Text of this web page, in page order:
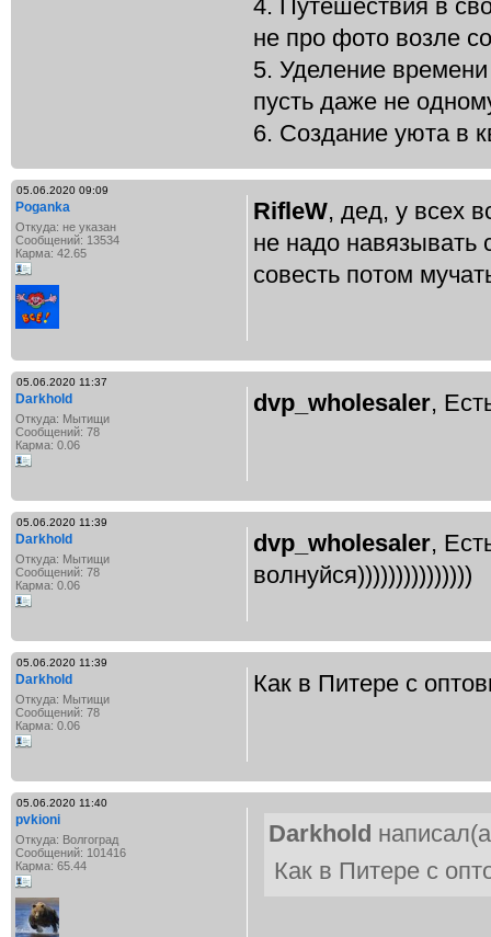
4. Путешествия в
не про фото возле
5. Уделение
пусть даже не
6. Создание уюта в
05.06.2020 09:09
Poganka
Откуда: не указан
Сообщений: 13534
Карма: 42.65
RifleW, дед, у всех
не надо навязывать
совесть потом
05.06.2020 11:37
Darkhold
Откуда: Мытищи
Сообщений: 78
Карма: 0.06
dvp_wholesaler,
05.06.2020 11:39
Darkhold
Откуда: Мытищи
Сообщений: 78
Карма: 0.06
dvp_wholesaler,
волнуйся)))))))))))))))
05.06.2020 11:39
Darkhold
Откуда: Мытищи
Сообщений: 78
Карма: 0.06
Как в Питере с
05.06.2020 11:40
pvkioni
Откуда: Волгоград
Сообщений: 101416
Карма: 65.44
Darkhold
Как в Питере с